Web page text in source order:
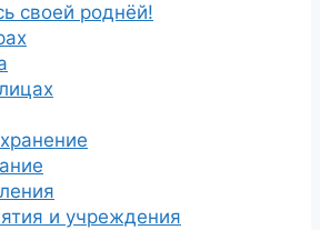
своей роднёй!
и учреждения